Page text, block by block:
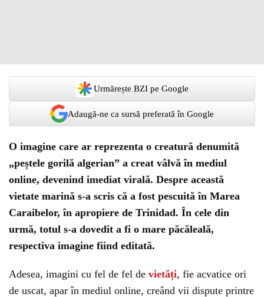
Urmărește BZI pe Google
Adaugă-ne ca sursă preferată în Google
O imagine care ar reprezenta o creatură denumită
„peștele gorilă algerian” a creat vâlvă în mediul
online, devenind imediat virală. Despre această
vietate marină s-a scris că a fost pescuită în Marea
Caraibelor, în apropiere de Trinidad. În cele din
urmă, totul s-a dovedit a fi o mare păcăleală,
respectiva imagine fiind editată.
Adesea, imagini cu fel de fel de vietăți, fie acvatice ori
de uscat, apar în mediul online, creând vii dispute printre